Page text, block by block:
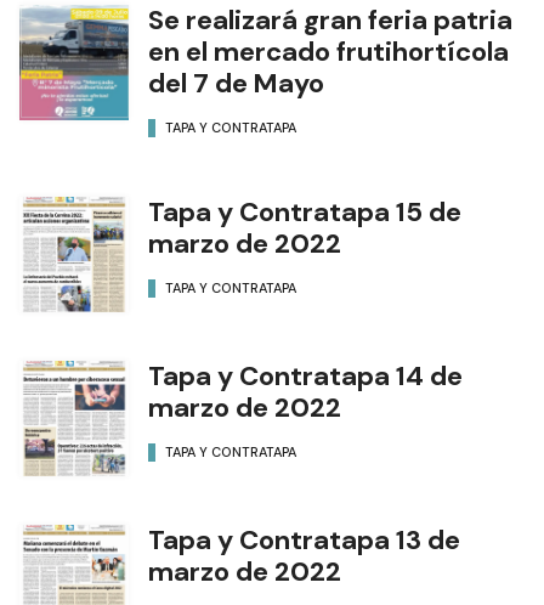
Se realizará gran feria patria
en el mercado frutihortícola
del 7 de Mayo
TAPA Y CONTRATAPA
Tapa y Contratapa 15 de
marzo de 2022
TAPA Y CONTRATAPA
Tapa y Contratapa 14 de
marzo de 2022
TAPA Y CONTRATAPA
Tapa y Contratapa 13 de
marzo de 2022